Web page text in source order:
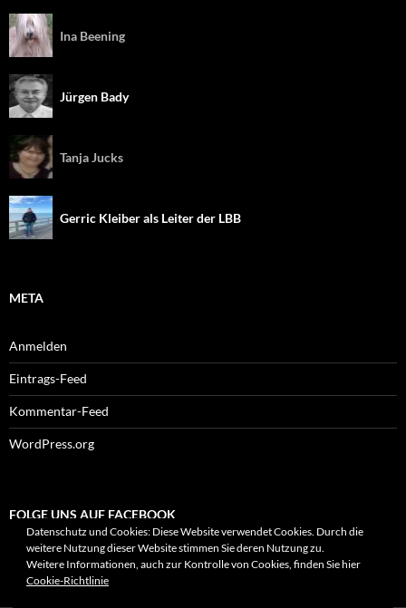
Ina Beening
Jürgen Bady
Tanja Jucks
Gerric Kleiber als Leiter der LBB
META
Anmelden
Eintrags-Feed
Kommentar-Feed
WordPress.org
FOLGE UNS AUF FACEBOOK
Datenschutz und Cookies: Diese Website verwendet Cookies. Durch die
weitere Nutzung dieser Website stimmen Sie deren Nutzung zu.
Weitere Informationen, auch zur Kontrolle von Cookies, finden Sie hier
Cookie-Richtlinie